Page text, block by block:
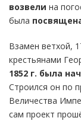
возвели на
была
Взамен ветхой,
крестьянами
1852 г. была
Строился он по
Величества
сам проект